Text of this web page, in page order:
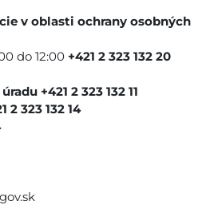
v oblasti ochrany osobných
do 12:00 +421 2 323 132 20
+421 2 323 132 11
2 323 132 14